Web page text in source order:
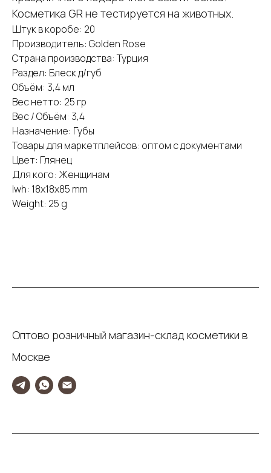
Косметика GR не тестируется на животных.
Штук в коробе: 20
Производитель: Golden Rose
Страна производства: Турция
Раздел: Блеск д/губ
Объём: 3,4 мл
Вес нетто: 25 гр
Вес / Объём: 3,4
Назначение: Губы
Товары для маркетплейсов: оптом с документами
Цвет: Глянец
Для кого: Женщинам
lwh: 18x18x85 mm
Weight: 25 g
Оптово розничный магазин-склад косметики в
Москве